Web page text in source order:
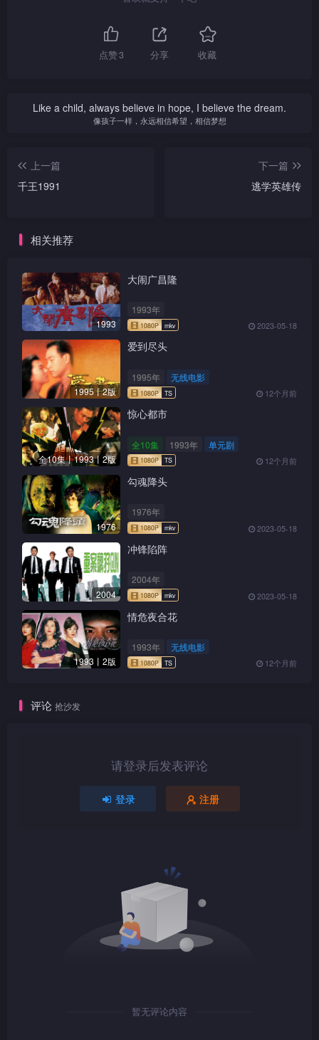
点赞3 分享 收藏
Like a child, always believe in hope, I believe the dream.
像孩子一样，永远相信希望，相信梦想
上一篇
千王1991
下一篇
逃学英雄传
相关推荐
1993
大闹广昌隆
1993年
2023-05-18
1995丨2版
爱到尽头
1995年 无线电影
12个月前
全10集丨1993丨2版
惊心都市
全10集 1993年 单元剧
1080P
12个月前
1976
勾魂降头
1976年
2023-05-18
2004
冲锋陷阵
2004年
2023-05-18
1993丨2版
情危夜合花
1993年 无线电影
12个月前
评论 抢沙发
请登录后发表评论
登录 注册
暂无评论内容